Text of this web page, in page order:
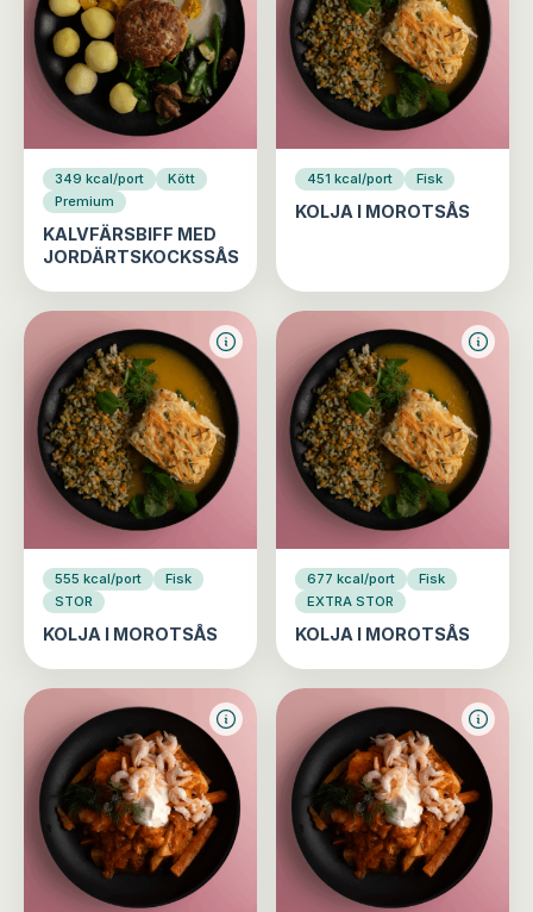
349 kcal/port
Kött
Premium
KALVFÄRSBIFF MED
JORDÄRTSKOCKSSÅS
451 kcal/port Fisk
KOLJA I MOROTSÅS
555 kcal/port
Fisk
STOR
KOLJA I MOROTSÅS
677 kcal/port
Fisk
EXTRA STOR
KOLJA I MOROTSÅS